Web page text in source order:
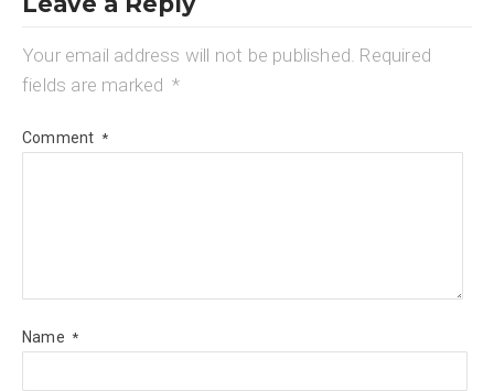
Your email address will not be published. Required
fields are marked *
Comment *
Name *